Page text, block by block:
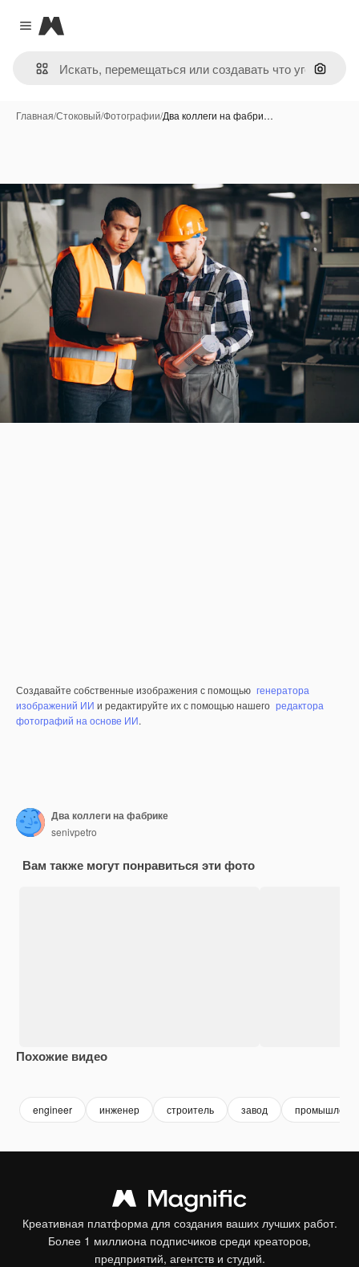
Close menu
Magnific
Поиск
Главная/Стоковый/Фотографии/Два коллеги на фабри…
Создавайте собственные изображения с помощью генератора
изображений ИИ и редактируйте их с помощью нашего редактора
фотографий на основе ИИ.
Два коллеги на фабрике
senivpetro
Вам также могут понравиться эти фото
Похожие видео
engineer инженер строитель завод
Креативная платформа для создания ваших лучших работ.
Более 1 миллиона подписчиков среди креаторов,
предприятий, агентств и студий.